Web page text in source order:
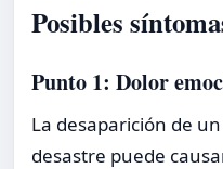
Posibles
Punto 1: Dolor
La desaparición de
desastre puede